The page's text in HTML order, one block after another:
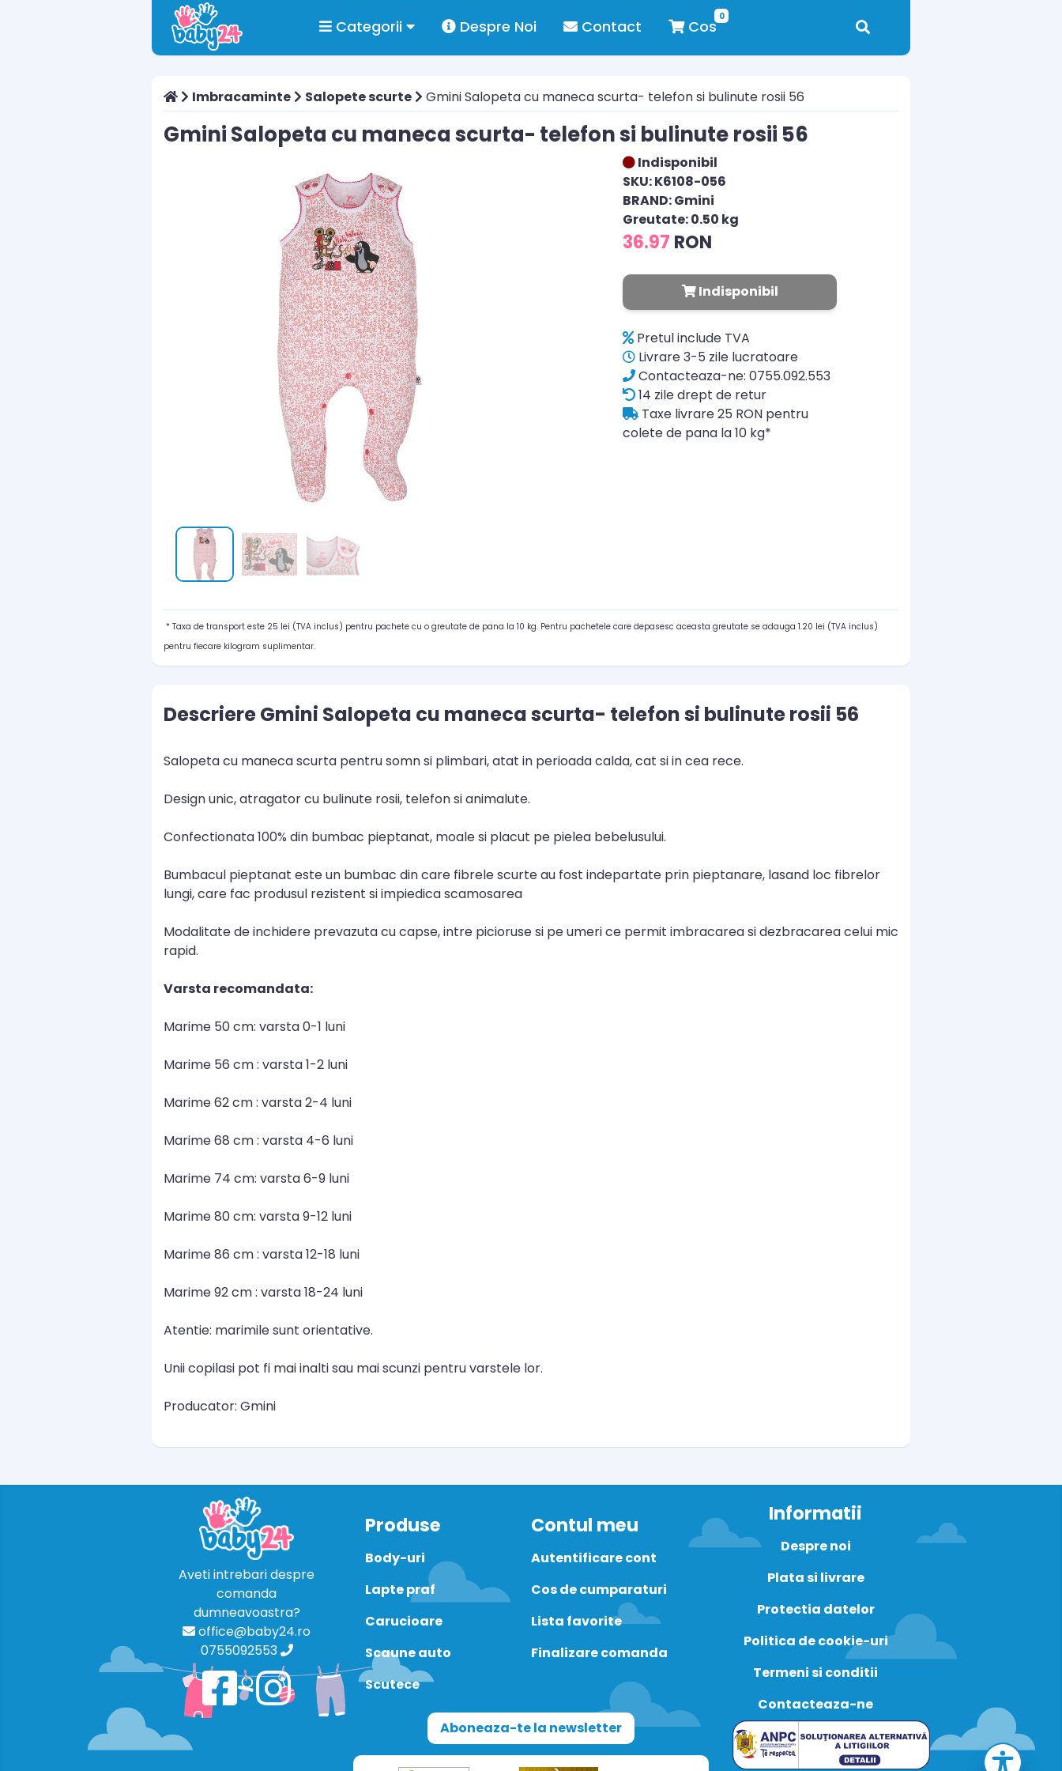
Categorii Despre Noi Contact
0
Cos
Imbracaminte Salopete scurte Gmini Salopeta cu maneca scurta- telefon si bulinute rosii 56
Gmini Salopeta cu maneca scurta- telefon si bulinute rosii 56
Indisponibil
SKU: K6108-056
BRAND: Gmini
Greutate: 0.50 kg
36.97 RON
Indisponibil
Pretul include TVA
Livrare 3-5 zile lucratoare
Contacteaza-ne: 0755.092.553
14 zile drept de retur
Taxe livrare 25 RON pentru
colete de pana la 10 kg*
* Taxa de transport este 25 lei (TVA inclus) pentru pachete cu o greutate de pana la 10 kg. Pentru pachetele care depasesc aceasta greutate se adauga 1.20 lei (TVA inclus)
pentru fiecare kilogram suplimentar.
Descriere Gmini Salopeta cu maneca scurta- telefon si bulinute rosii 56
Salopeta cu maneca scurta pentru somn si plimbari, atat in perioada calda, cat si in cea rece.
Design unic, atragator cu bulinute rosii, telefon si animalute.
Confectionata 100% din bumbac pieptanat, moale si placut pe pielea bebelusului.
Bumbacul pieptanat este un bumbac din care fibrele scurte au fost indepartate prin pieptanare, lasand loc fibrelor
lungi, care fac produsul rezistent si impiedica scamosarea
Modalitate de inchidere prevazuta cu capse, intre picioruse si pe umeri ce permit imbracarea si dezbracarea celui mic
rapid.
Varsta recomandata:
Marime 50 cm: varsta 0-1 luni
Marime 56 cm : varsta 1-2 luni
Marime 62 cm : varsta 2-4 luni
Marime 68 cm : varsta 4-6 luni
Marime 74 cm: varsta 6-9 luni
Marime 80 cm: varsta 9-12 luni
Marime 86 cm : varsta 12-18 luni
Marime 92 cm : varsta 18-24 luni
Atentie: marimile sunt orientative.
Unii copilasi pot fi mai inalti sau mai scunzi pentru varstele lor.
Producator: Gmini
Aveti intrebari despre
comanda
dumneavoastra?
office@baby24.ro
0755092553
Produse
Body-uri
Lapte praf
Carucioare
Scaune auto
Scutece
Contul meu
Autentificare cont
Cos de cumparaturi
Lista favorite
Finalizare comanda
Aboneaza-te la newsletter
Informatii
Despre noi
Plata si livrare
Protectia datelor
Politica de cookie-uri
Termeni si conditii
Contacteaza-ne